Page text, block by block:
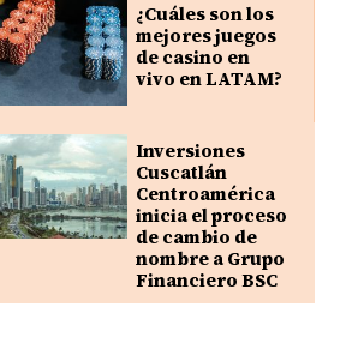
¿Cuáles son los
mejores juegos
de casino en
vivo en LATAM?
Inversiones
Cuscatlán
Centroamérica
inicia el proceso
de cambio de
nombre a Grupo
Financiero BSC